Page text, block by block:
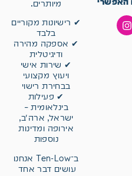
מיותרים.
✔ רישיונות מקוריים
בלבד
✔ אספקה מהירה
ודיגיטלית
✔ שירות אישי
ויעוץ מקצועי
בבחירת רישוי
✔ פעילות
בינלאומית –
ישראל, ארה״ב,
אירופה ומדינות
נוספות
ב־Ten-Low אנחנו
עושים דבר אחד